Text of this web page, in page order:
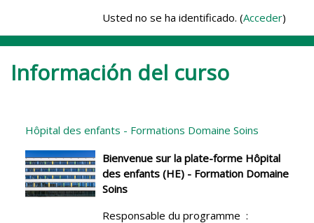
Usted no se ha identificado. (Acceder)
Información del curso
Hôpital des enfants - Formations Domaine Soins
Bienvenue sur la plate-forme Hôpital
des enfants (HE) - Formation Domaine
Soins
Responsable du programme :